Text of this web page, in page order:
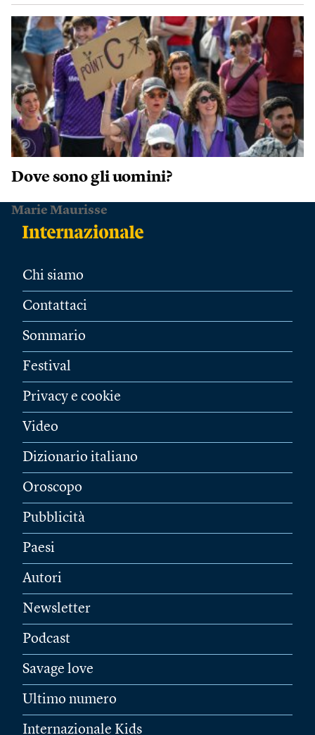
Dove sono gli uomini?
Marie Maurisse
Chi siamo
Contattaci
Sommario
Festival
Privacy e cookie
Video
Dizionario italiano
Oroscopo
Pubblicità
Paesi
Autori
Newsletter
Podcast
Savage love
Ultimo numero
Internazionale Kids